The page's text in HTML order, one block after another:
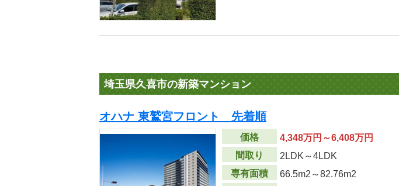
埼玉県久喜市の新築マンション
オハナ 東鷲宮フロント 先着順
価格
4,348万円～6,408万円
間取り
2LDK～4LDK
専有面積
66.5m2 ～82.76m2